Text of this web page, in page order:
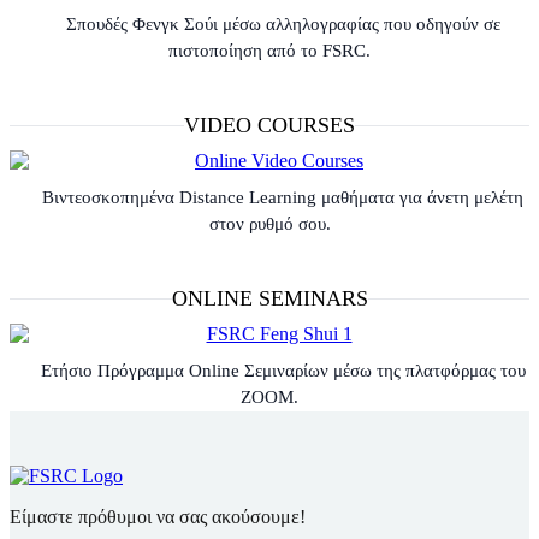
Σπουδές Φενγκ Σούι μέσω αλληλογραφίας που οδηγούν σε
πιστοποίηση από το FSRC.
VIDEO COURSES
Βιντεοσκοπημένα Distance Learning μαθήματα για άνετη μελέτη
στον ρυθμό σου.
ONLINE SEMINARS
Ετήσιο Πρόγραμμα Online Σεμιναρίων μέσω της πλατφόρμας του
ZOOM.
Είμαστε πρόθυμοι να σας ακούσουμε!